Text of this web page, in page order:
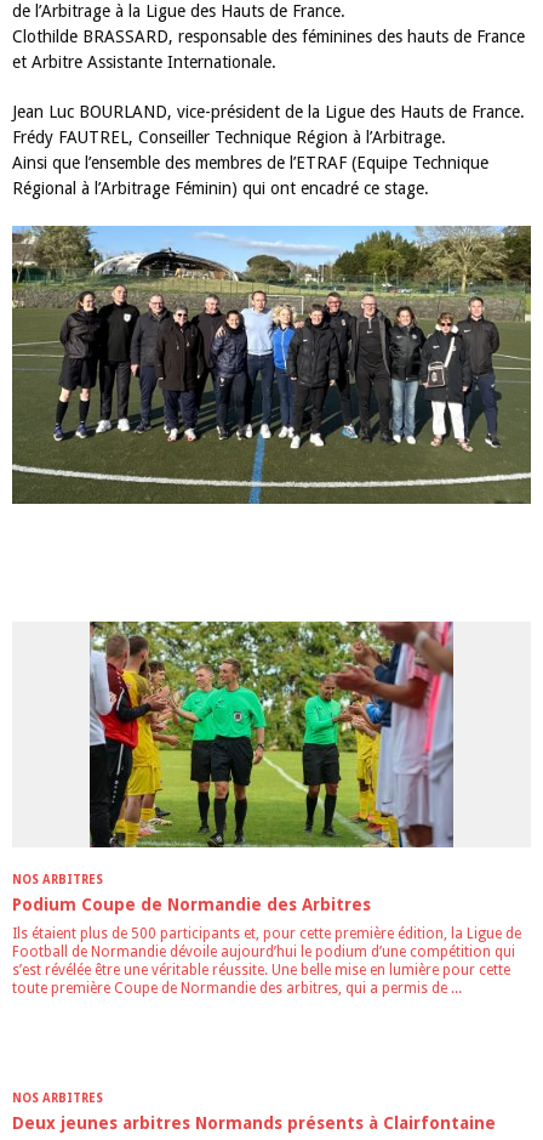
de l’Arbitrage à la Ligue des Hauts de France.
Clothilde BRASSARD, responsable des féminines des hauts de France
et Arbitre Assistante Internationale.
Jean Luc BOURLAND, vice-président de la Ligue des Hauts de France.
Frédy FAUTREL, Conseiller Technique Région à l’Arbitrage.
Ainsi que l’ensemble des membres de l’ETRAF (Equipe Technique
Régional à l’Arbitrage Féminin) qui ont encadré ce stage.
NOS ARBITRES
Podium Coupe de Normandie des Arbitres
Ils étaient plus de 500 participants et, pour cette première édition, la Ligue de
Football de Normandie dévoile aujourd’hui le podium d’une compétition qui
s’est révélée être une véritable réussite. Une belle mise en lumière pour cette
toute première Coupe de Normandie des arbitres, qui a permis de ...
NOS ARBITRES
Deux jeunes arbitres Normands présents à Clairfontaine